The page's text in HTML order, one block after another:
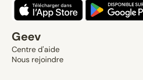
Geev
Centre d'aide
Nous rejoindre